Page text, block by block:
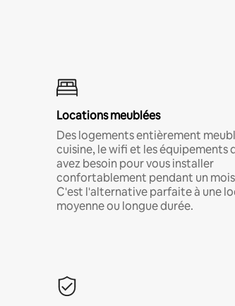
Locations meublées
Des logements entièrement
cuisine, le wifi et les équipements
avez besoin pour vous installer
confortablement pendant un mois
C'est l'alternative parfaite à une
moyenne ou longue durée.